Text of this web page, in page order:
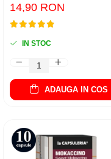
14,90 RON
IN STOC
ADAUGA IN COS